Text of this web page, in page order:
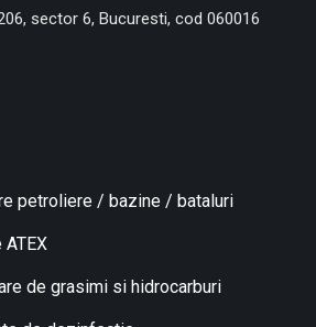
sector 6, Bucuresti, cod 060016
petroliere / bazine / bataluri
de grasimi si hidrocarburi